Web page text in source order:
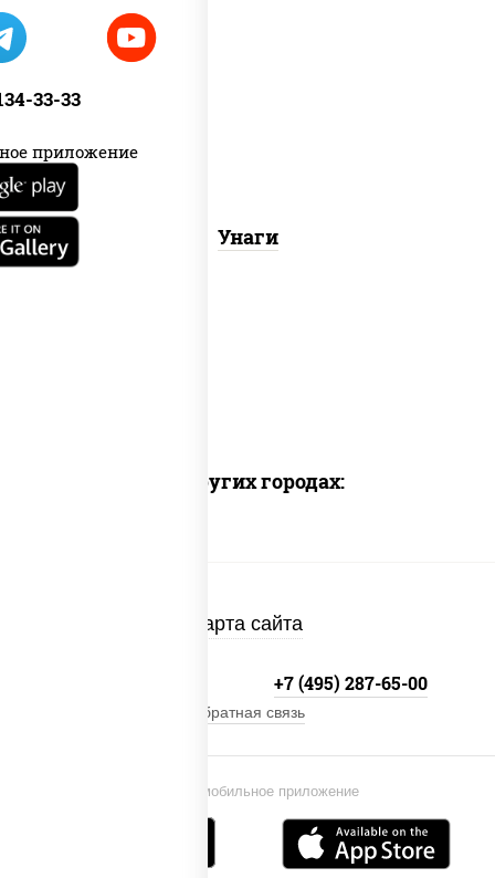
33-33
приложение
соус "унаги", рис, нори, угорь
Унаги
Доставка в других городах:
Карта сайта
Установи мобильное приложение
+7 (495) 287-65-00
Обратная связь